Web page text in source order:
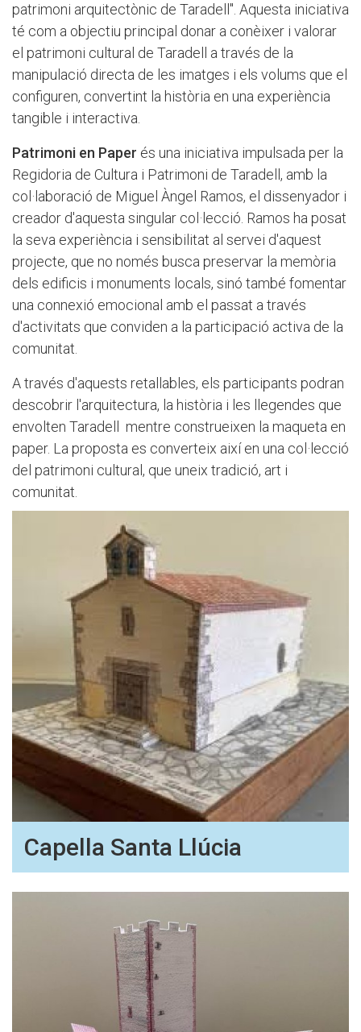
patrimoni arquitectònic de Taradell". Aquesta iniciativa
té com a objectiu principal donar a conèixer i valorar
el patrimoni cultural de Taradell a través de la
manipulació directa de les imatges i els volums que el
configuren, convertint la història en una experiència
tangible i interactiva.
Patrimoni en Paper és una iniciativa impulsada per la
Regidoria de Cultura i Patrimoni de Taradell, amb la
col·laboració de Miguel Àngel Ramos, el dissenyador i
creador d'aquesta singular col·lecció. Ramos ha posat
la seva experiència i sensibilitat al servei d'aquest
projecte, que no només busca preservar la memòria
dels edificis i monuments locals, sinó també fomentar
una connexió emocional amb el passat a través
d'activitats que conviden a la participació activa de la
comunitat.
A través d'aquests retallables, els participants podran
descobrir l'arquitectura, la història i les llegendes que
envolten Taradell mentre construeixen la maqueta en
paper. La proposta es converteix així en una col·lecció
del patrimoni cultural, que uneix tradició, art i
comunitat.
Capella Santa Llúcia